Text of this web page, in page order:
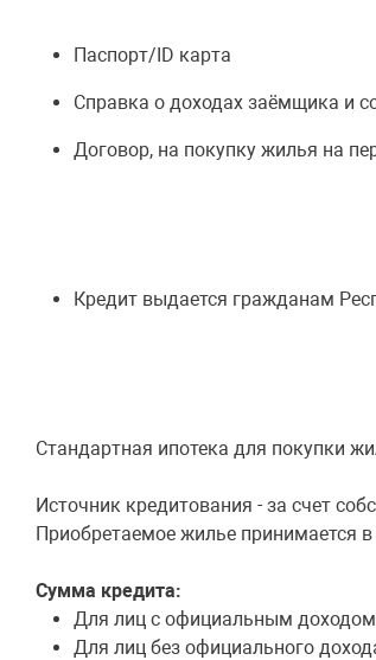
Паспорт/ID карта
Справка о доходах заёмщика и
Договор, на покупку жилья на
Кредит выдается гражданам
Стандартная ипотека для покупки
Источник кредитования - за счет
Приобретаемое жилье принимается в
Сумма кредита:
Для лиц с официальным доходом
Для лиц без официального